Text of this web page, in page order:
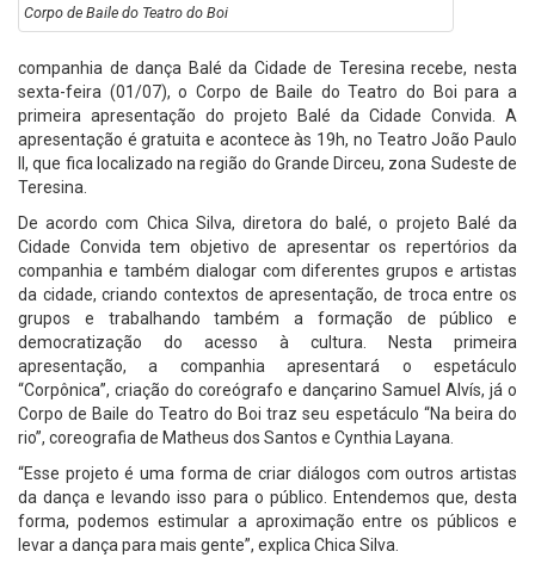
Corpo de Baile do Teatro do Boi
companhia de dança Balé da Cidade de Teresina recebe, nesta
sexta-feira (01/07), o Corpo de Baile do Teatro do Boi para a
primeira apresentação do projeto Balé da Cidade Convida. A
apresentação é gratuita e acontece às 19h, no Teatro João Paulo
II, que fica localizado na região do Grande Dirceu, zona Sudeste de
Teresina.
De acordo com Chica Silva, diretora do balé, o projeto Balé da
Cidade Convida tem objetivo de apresentar os repertórios da
companhia e também dialogar com diferentes grupos e artistas
da cidade, criando contextos de apresentação, de troca entre os
grupos e trabalhando também a formação de público e
democratização do acesso à cultura. Nesta primeira
apresentação, a companhia apresentará o espetáculo
“Corpônica”, criação do coreógrafo e dançarino Samuel Alvís, já o
Corpo de Baile do Teatro do Boi traz seu espetáculo “Na beira do
rio”, coreografia de Matheus dos Santos e Cynthia Layana.
“Esse projeto é uma forma de criar diálogos com outros artistas
da dança e levando isso para o público. Entendemos que, desta
forma, podemos estimular a aproximação entre os públicos e
levar a dança para mais gente”, explica Chica Silva.